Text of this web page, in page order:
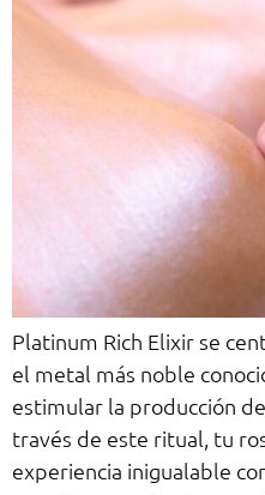
Platinum Rich Elixir se
el metal más noble
estimular la producción
través de este ritual, tu
experiencia inigualable